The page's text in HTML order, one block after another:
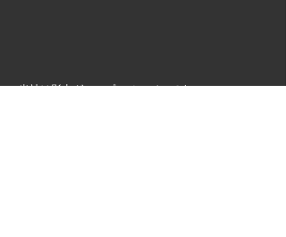
当社は影山グループのメンバーです。